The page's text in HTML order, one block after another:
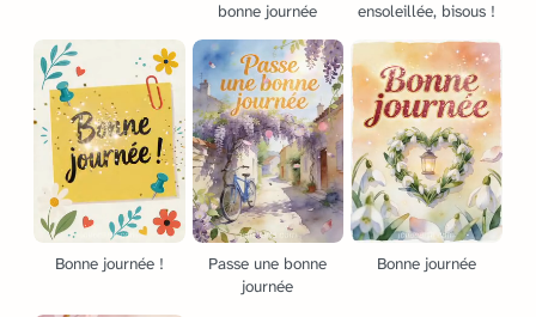
bonne journée
ensoleillée, bisous !
Bonne journée !
Passe une bonne
journée
Bonne journée